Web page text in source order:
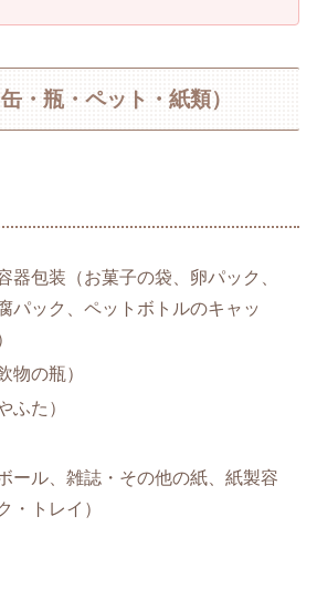
・瓶・ペット・紙類）
器包装（お菓子の袋、卵パック、
パック、ペットボトルのキャッ
物の瓶）
ふた）
ール、雑誌・その他の紙、紙製容
・トレイ）